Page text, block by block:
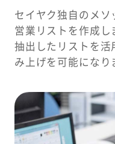
セイヤク独自のメソ
営業リストを作成し
抽出したリストを活
み上げを可能になり